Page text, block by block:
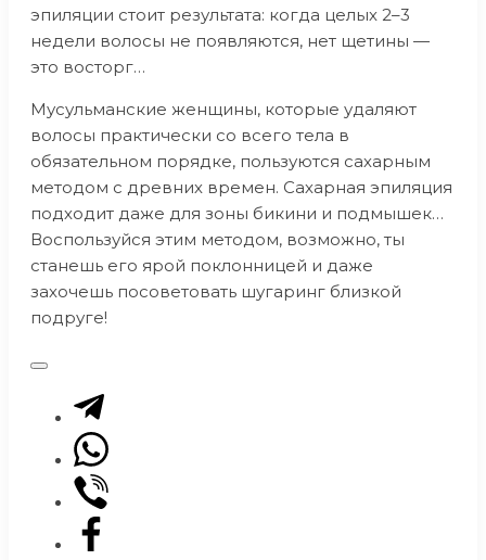
эпиляции стоит результата: когда целых 2–3
недели волосы не появляются, нет щетины —
это восторг…
Мусульманские женщины, которые удаляют
волосы практически со всего тела в
обязательном порядке, пользуются сахарным
методом с древних времен. Сахарная эпиляция
подходит даже для зоны бикини и подмышек…
Воспользуйся этим методом, возможно, ты
станешь его ярой поклонницей и даже
захочешь посоветовать шугаринг близкой
подруге!